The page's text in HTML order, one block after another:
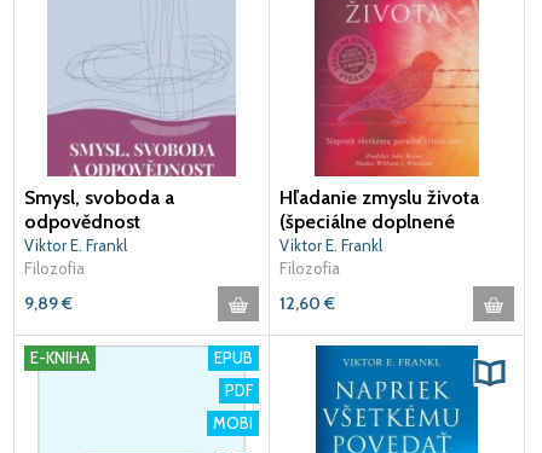
Smysl, svoboda a
odpovědnost
Viktor E. Frankl
Filozofia
9,89€
Hľadanie zmyslu života
(špeciálne doplnené
vydanie)
Viktor E. Frankl
Filozofia
12,60 €
E-KNIHA
EPUB
PDF
MOBI